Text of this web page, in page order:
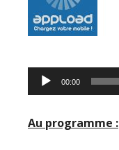
Lecteur
audio
00:00
Au programme :